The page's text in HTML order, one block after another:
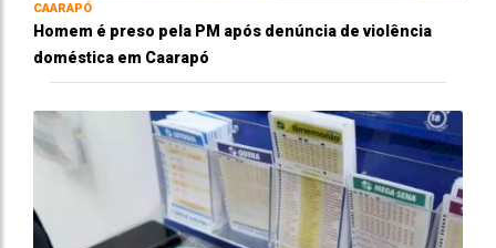
CAARAPÓ
Homem é preso pela PM após denúncia de violência
doméstica em Caarapó